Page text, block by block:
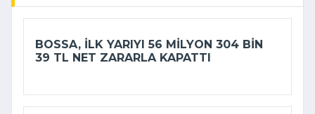
BOSSA, ILK YARIYI 56 MILYON 304 BIN
39 TL NET ZARARLA KAPATTI